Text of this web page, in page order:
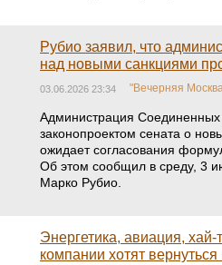
Рубио заявил, что
над новыми санкциями
03.06.2026 23:34 "Вечерняя
Администрация Соединенных
законопроектом сената о
ожидает согласования
Об этом сообщил в среду, 3
Марко Рубио.
Энергетика, авиация,
компании хотят